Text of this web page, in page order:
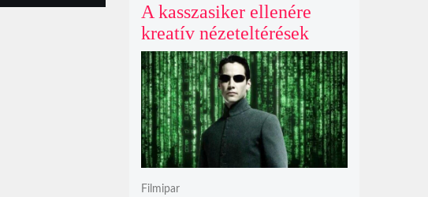
A kasszasiker ellenére
kreatív nézeteltérések
miatt távozik Gareth
Edwards, új rendezőt keres
a Jurassic World 5
Filmipar